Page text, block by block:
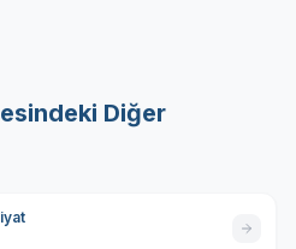
Diğer